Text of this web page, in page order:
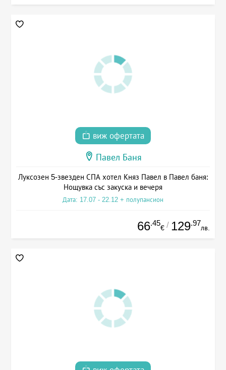
виж офертата
Павел Баня
Луксозен 5-звезден СПА хотел Княз Павел в Павел баня:
Нощувка със закуска и вечеря
Дата: 17.07 - 22.12 + полупансион
66.45
€ / 129.97
лв.